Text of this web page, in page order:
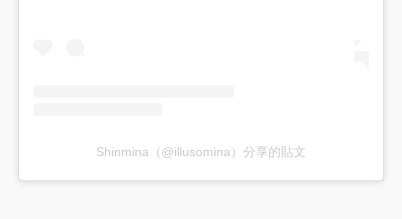
Shinmina（@illusomina）分享的貼文